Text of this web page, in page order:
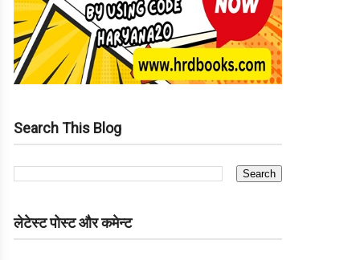
Search This Blog
लेटेस्ट पोस्ट और कमेन्ट